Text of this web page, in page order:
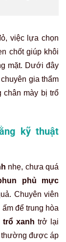
việc lựa chọn
chốt giúp khôi
mặt. Dưới đây
gia thẩm
chân mày bị trổ
kỹ thuật
nhẹ, chưa quá
phủ mực
Chuyên viên
để trung hòa
trổ xanh trở lại
thường được áp